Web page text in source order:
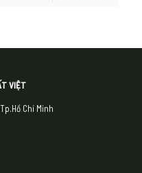
VIỆT
Chí Minh